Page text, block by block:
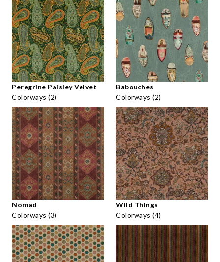
Peregrine Paisley Velvet
Colorways (2)
Babouches
Colorways (2)
Nomad
Colorways (3)
Wild Things
Colorways (4)